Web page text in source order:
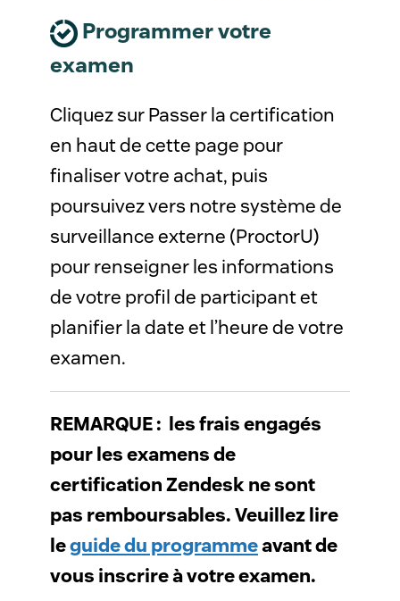
Programmer votre
examen
Cliquez sur Passer la certification
en haut de cette page pour
finaliser votre achat, puis
poursuivez vers notre système de
surveillance externe (ProctorU)
pour renseigner les informations
de votre profil de participant et
planifier la date et l’heure de votre
examen.
REMARQUE : les frais engagés
pour les examens de
certification Zendesk ne sont
pas remboursables. Veuillez lire
leguide du programmeavant de
vous inscrire à votre examen.